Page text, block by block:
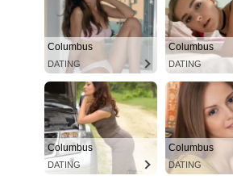
Columbus
DATING
Columbus
DATING
Columbus
DATING
Columbus
DATING